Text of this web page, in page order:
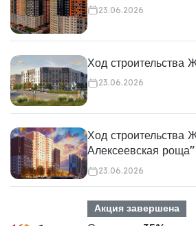
23.06.2026
Ход строительства
23.06.2026
Ход строительства
Алексеевская роща"
23.06.2026
Акция завершена